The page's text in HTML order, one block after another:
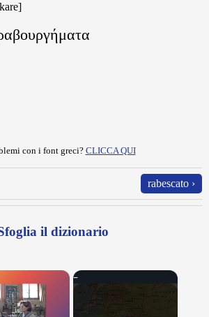
con i font greci? CLICCA QUI
rabescato ›
il dizionario
×